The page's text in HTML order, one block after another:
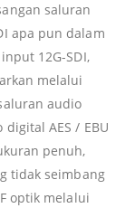
saluran
apa pun dalam
12G-SDI,
melalui
audio
AES / EBU
penuh,
tidak seimbang
optik melalui